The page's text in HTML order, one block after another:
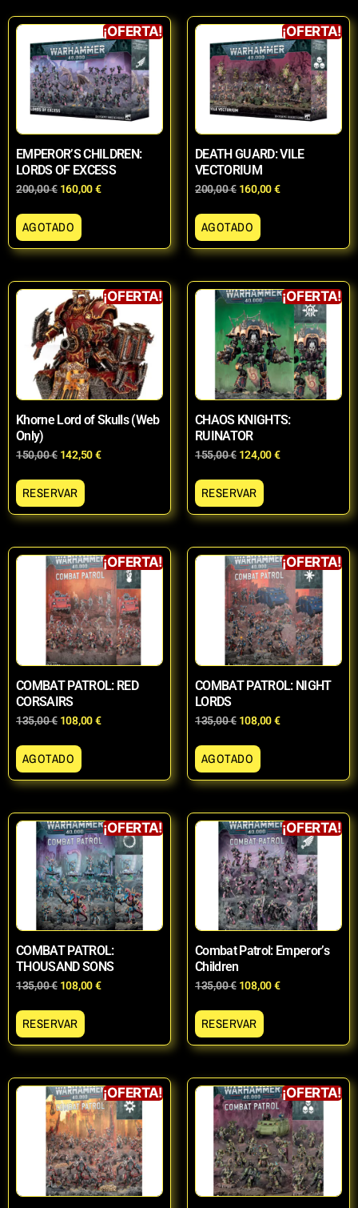
¡OFERTA!
EMPEROR’S CHILDREN:
LORDS OF EXCESS
200,00€ 160,00€
AGOTADO
¡OFERTA!
DEATH GUARD: VILE
VECTORIUM
200,00€ 160,00€
AGOTADO
¡OFERTA!
Khorne Lord of Skulls (Web
Only)
150,00€ 142,50€
RESERVAR
¡OFERTA!
CHAOS KNIGHTS:
RUINATOR
155,00€ 124,00€
RESERVAR
¡OFERTA!
COMBAT PATROL: RED
CORSAIRS
135,00€ 108,00€
AGOTADO
¡OFERTA!
COMBAT PATROL: NIGHT
LORDS
135,00€ 108,00€
AGOTADO
¡OFERTA!
COMBAT PATROL:
THOUSAND SONS
135,00€ 108,00€
RESERVAR
¡OFERTA!
Combat Patrol: Emperor’s
Children
135,00€ 108,00€
RESERVAR
¡OFERTA! ¡OFERTA!